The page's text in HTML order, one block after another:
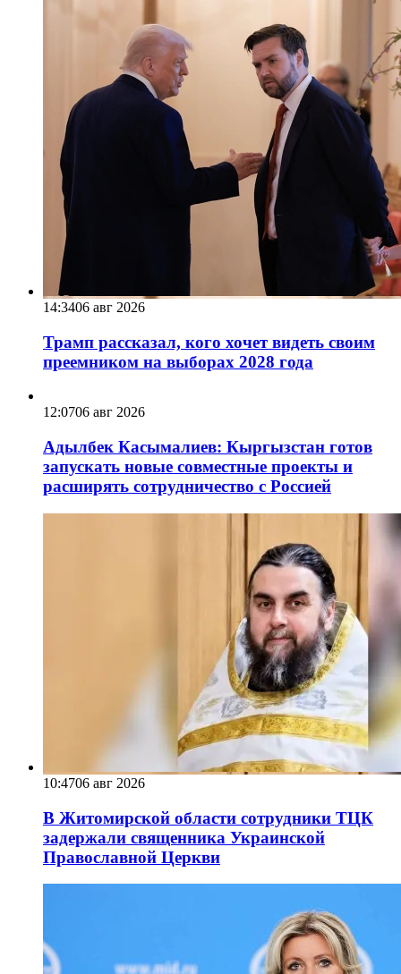
14:3406 авг 2026
Трамп рассказал, кого хочет видеть своим
преемником на выборах 2028 года
12:0706 авг 2026
Адылбек Касымалиев: Кыргызстан готов
запускать новые совместные проекты и
расширять сотрудничество с Россией
10:4706 авг 2026
В Житомирской области сотрудники ТЦК
задержали священника Украинской
Православной Церкви